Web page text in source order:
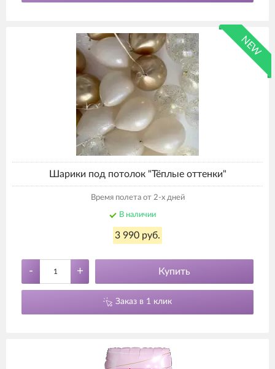
NEW
Шарики под потолок "Тёплые оттенки"
Время полета от 2-х дней
В наличии
3 990 руб.
- + Купить
Заказ в 1 клик